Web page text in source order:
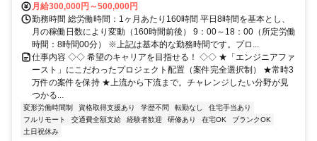
月給300,000円～500,000円
勤務時間 総労働時間：1ヶ月あたり160時間 平日8時間を基本とし、
月の稼働日数により変動（160時間前後） 9：00～18：00（所定労働
時間：8時間00分） ※上記は基本的な勤務時間です。プロ...
仕事内容 ◇◇ 希望のキャリアを目指せる！ ◇◇ ★「エンジニアファ
ースト」にこだわったプロジェクト配置（案件完全選択制） ★常時3
万件の案件を保持 ★上流から下流まで。チャレンジしたい分野が見
つかる...
変形労働時間制 資格取得支援あり 学歴不問 転勤なし
住宅手当あり
フルリモート
交通費全額支給 経験者歓迎 研修あり 在宅OK
ブランクOK
土日祝休み